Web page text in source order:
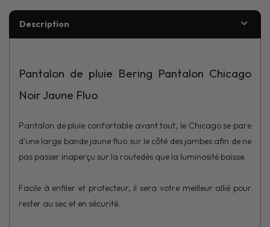
Description
Pantalon de pluie Bering Pantalon Chicago
Noir Jaune Fluo
Pantalon de pluie confortable avant tout, le Chicago se pare
d'une large bande jaune fluo sur le côté des jambes afin de ne
pas passer inaperçu sur la routedès que la luminosité baisse.
Facile à enfiler et protecteur, il sera votre meilleur allié pour
rester au sec et en sécurité.